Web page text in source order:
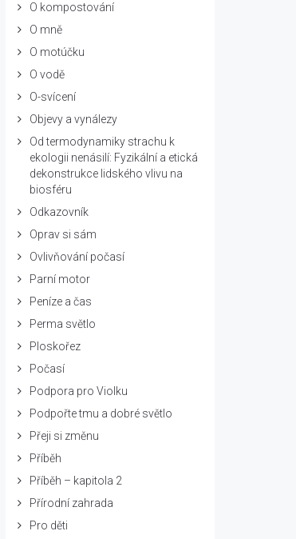
O kompostování
O mně
O motúčku
O vodě
O-svícení
Objevy a vynálezy
Od termodynamiky strachu k
ekologii nenásilí: Fyzikální a etická
dekonstrukce lidského vlivu na
biosféru
Odkazovník
Oprav si sám
Ovlivňování počasí
Parní motor
Peníze a čas
Perma světlo
Ploskořez
Počasí
Podpora pro Violku
Podpořte tmu a dobré světlo
Přeji si změnu
Příběh
Příběh – kapitola 2
Přírodní zahrada
Pro děti